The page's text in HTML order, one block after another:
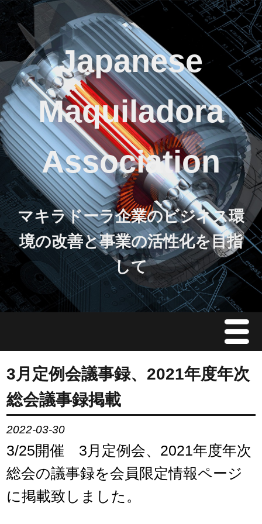
Japanese
Maquiladora
Association
マキラドーラ企業のビジネス環
境の改善と事業の活性化を目指
して
Menu
JMAについて
会員情報
イベント案内
ご入会案内
会員限定情報
3月定例会議事録、2021年度年次
総会議事録掲載
2022-03-30
3/25開催 3月定例会、2021年度年次
総会の議事録を会員限定情報ページ
に掲載致しました。